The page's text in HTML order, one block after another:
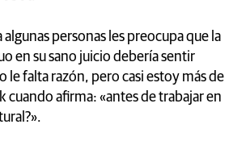
personas les preocupa que la
en su sano juicio debería sentir
falta razón, pero casi estoy más de
cuando afirma: «antes de trabajar en